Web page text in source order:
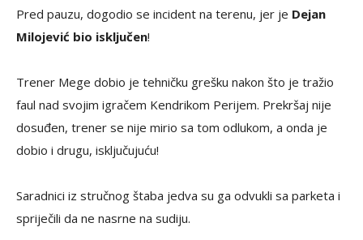
Pred pauzu, dogodio se incident na terenu, jer je Dejan
Milojević bio isključen!
Trener Mege dobio je tehničku grešku nakon što je tražio
faul nad svojim igračem Kendrikom Perijem. Prekršaj nije
dosuđen, trener se nije mirio sa tom odlukom, a onda je
dobio i drugu, isključujuću!
Saradnici iz stručnog štaba jedva su ga odvukli sa parketa i
spriječili da ne nasrne na sudiju.